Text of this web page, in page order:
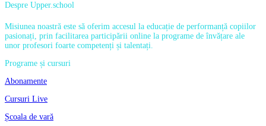
Despre Upper.school
Misiunea noastră este să oferim accesul la educație de performanță copiilor
pasionați, prin facilitarea participării online la programe de învățare ale
unor profesori foarte competenți și talentați.
Programe și cursuri
Abonamente
Cursuri Live
Școala de vară